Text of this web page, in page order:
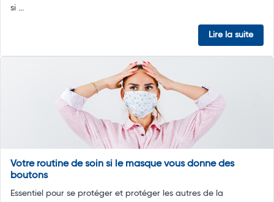
si ...
Lire la suite
Votre routine de soin si le masque vous donne des
boutons
Essentiel pour se protéger et protéger les autres de la